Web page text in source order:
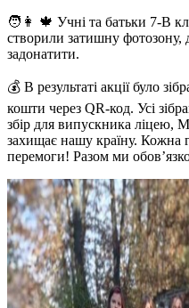
🧑👩 🍁 Учні та батьки 7-В
створили затишну фотозону,
задонатити.
💰 В результаті акції було
кошти через QR-код. Усі
збір для випускника ліцею,
захищає нашу країну. Кожна
перемоги! Разом ми